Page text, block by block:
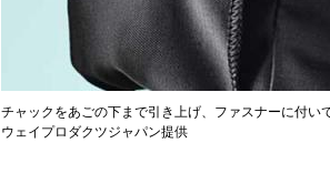
チャックをあごの下まで引き上げ、ファスナーに付
ウェイプロダクツジャパン提供